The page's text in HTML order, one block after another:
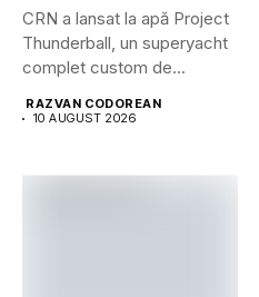
CRN a lansat la apă Project
Thunderball, un superyacht
complet custom de...
RAZVAN CODOREAN
10 AUGUST 2026